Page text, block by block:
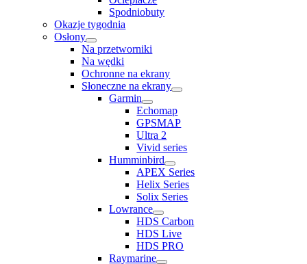
Spodniobuty
Okazje tygodnia
Osłony
Na przetworniki
Na wędki
Ochronne na ekrany
Słoneczne na ekrany
Garmin
Echomap
GPSMAP
Ultra 2
Vivid series
Humminbird
APEX Series
Helix Series
Solix Series
Lowrance
HDS Carbon
HDS Live
HDS PRO
Raymarine